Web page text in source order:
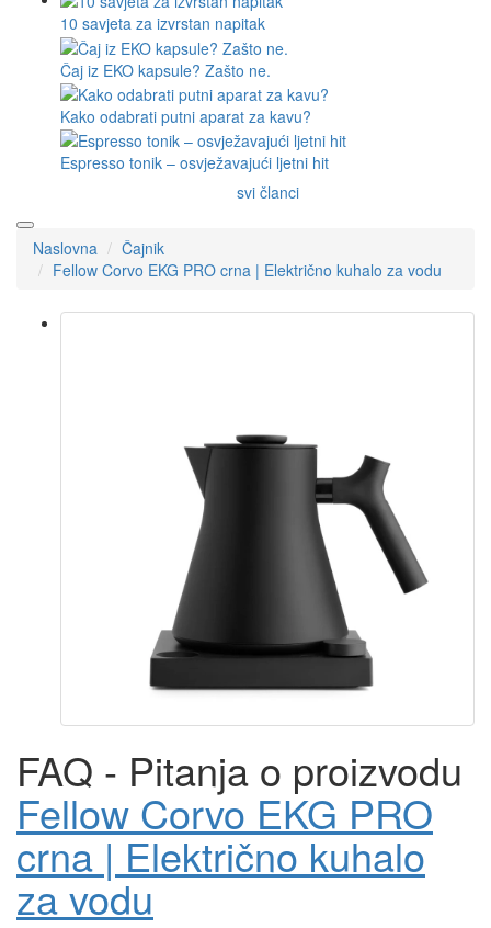
10 savjeta za izvrstan napitak
Čaj iz EKO kapsule? Zašto ne.
Kako odabrati putni aparat za kavu?
Espresso tonik – osvježavajući ljetni hit
svi članci
Naslovna
Čajnik
Fellow Corvo EKG PRO crna | Električno kuhalo za vodu
FAQ - Pitanja o proizvodu
Fellow Corvo EKG PRO
crna | Električno kuhalo
za vodu